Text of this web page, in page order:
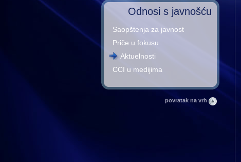
Odnosi s javnošću
Saopštenja za javnost
Priče u fokusu
Aktuelnosti
CCI u medijima
povratak na vrh